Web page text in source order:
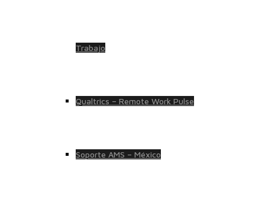
Trabajo
Qualtrics – Remote Work Pulse
Soporte AMS – México